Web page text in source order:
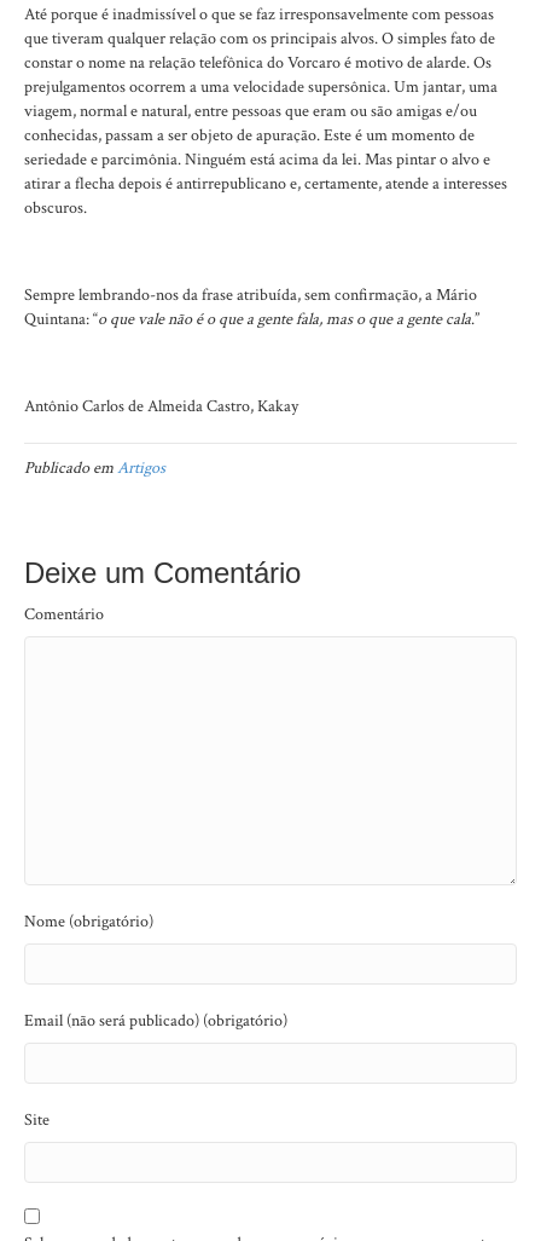
Até porque é inadmissível o que se faz irresponsavelmente com pessoas
que tiveram qualquer relação com os principais alvos. O simples fato de
constar o nome na relação telefônica do Vorcaro é motivo de alarde. Os
prejulgamentos ocorrem a uma velocidade supersônica. Um jantar, uma
viagem, normal e natural, entre pessoas que eram ou são amigas e/ou
conhecidas, passam a ser objeto de apuração. Este é um momento de
seriedade e parcimônia. Ninguém está acima da lei. Mas pintar o alvo e
atirar a flecha depois é antirrepublicano e, certamente, atende a interesses
obscuros.
Sempre lembrando-nos da frase atribuída, sem confirmação, a Mário
Quintana: “o que vale não é o que a gente fala, mas o que a gente cala.”
Antônio Carlos de Almeida Castro, Kakay
Publicado emArtigos
Deixe um Comentário
Comentário
Nome (obrigatório)
Email (não será publicado) (obrigatório)
Site